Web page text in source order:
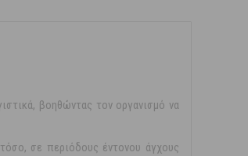
βοηθώντας τον οργανισμό να
σε περιόδους έντονου άγχους